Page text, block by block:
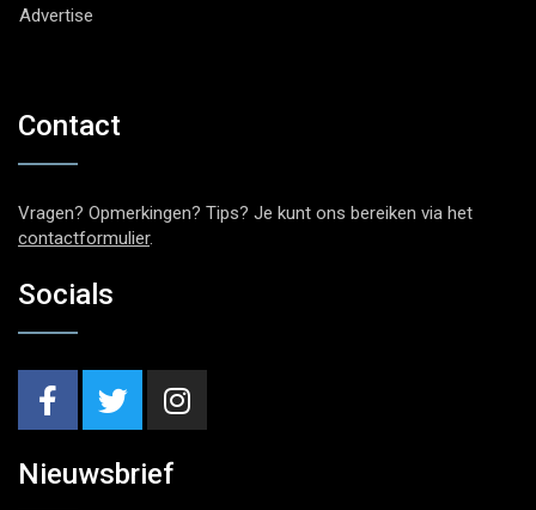
Advertise
Contact
Vragen? Opmerkingen? Tips? Je kunt ons bereiken via het
contactformulier.
Socials
Nieuwsbrief